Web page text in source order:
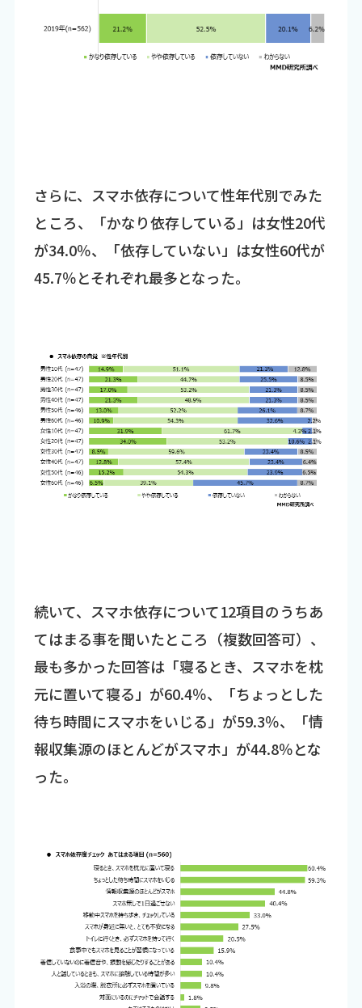
さらに、スマホ依存について性年代別でみた
ところ、「かなり依存している」は女性20代
が34.0％、「依存していない」は女性60代が
45.7％とそれぞれ最多となった。
続いて、スマホ依存について12項目のうちあ
てはまる事を聞いたところ（複数回答可）、
最も多かった回答は「寝るとき、スマホを枕
元に置いて寝る」が60.4％、「ちょっとした
待ち時間にスマホをいじる」が59.3％、「情
報収集源のほとんどがスマホ」が44.8％とな
った。